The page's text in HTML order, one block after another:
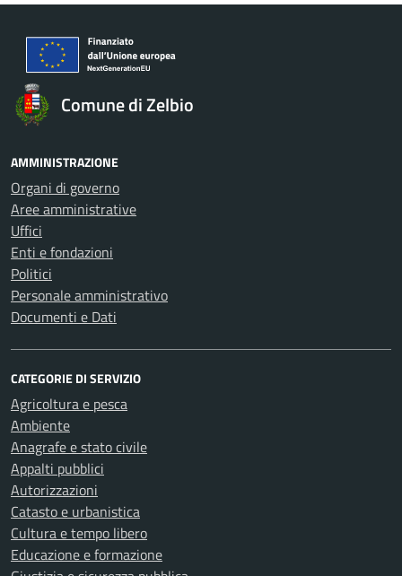
Comune di Zelbio
AMMINISTRAZIONE
Organi di governo
Aree amministrative
Uffici
Enti e fondazioni
Politici
Personale amministrativo
Documenti e Dati
CATEGORIE DI SERVIZIO
Agricoltura e pesca
Ambiente
Anagrafe e stato civile
Appalti pubblici
Autorizzazioni
Catasto e urbanistica
Cultura e tempo libero
Educazione e formazione